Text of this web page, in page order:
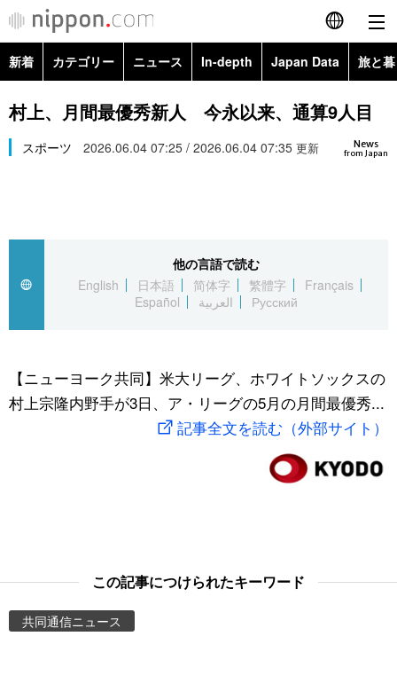
English
简体字
繁體字
العربية
社会
スポーツ・東京2020
旅と暮らし
Images
新着 カテゴリー ニュース In-depth Japan Data 旅と
政治・外交
経済・ビジネス
社会
文化
科学・技術
暮らし
Topics
Images
お知らせ
村上、月間最優秀新人 今永以来、通算9人目
News
from Japan
スポーツ 2026.06.04 07:25 / 2026.06.04 07:35 更新
他の言語で読む
English
日本語 简体字 繁體字
Français
Español
العربية Русский
【ニューヨーク共同】米大リーグ、ホワイトソックスの
村上宗隆内野手が3日、ア・リーグの5月の月間最優秀...
記事全文を読む（外部サイト）
この記事につけられたキーワード
共同通信ニュース